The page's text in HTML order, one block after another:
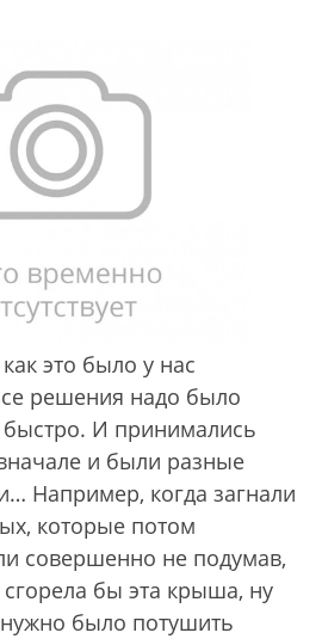
это было у нас
решения надо было
И принимались
и были разные
Например, когда загнали
которые потом
совершенно не подумав,
бы эта крыша, ну
было потушить